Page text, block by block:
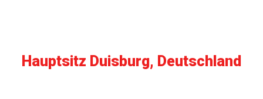
Hauptsitz Duisburg, Deutschland